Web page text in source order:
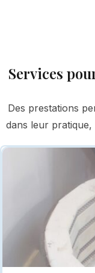
Services
Des prestations
dans leur pratique,